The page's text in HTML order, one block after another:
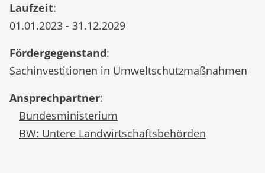
Laufzeit:
01.01.2023 - 31.12.2029
Fördergegenstand:
Sachinvestitionen in Umweltschutzmaßnahmen
Ansprechpartner:
Bundesministerium
BW: Untere Landwirtschaftsbehörden